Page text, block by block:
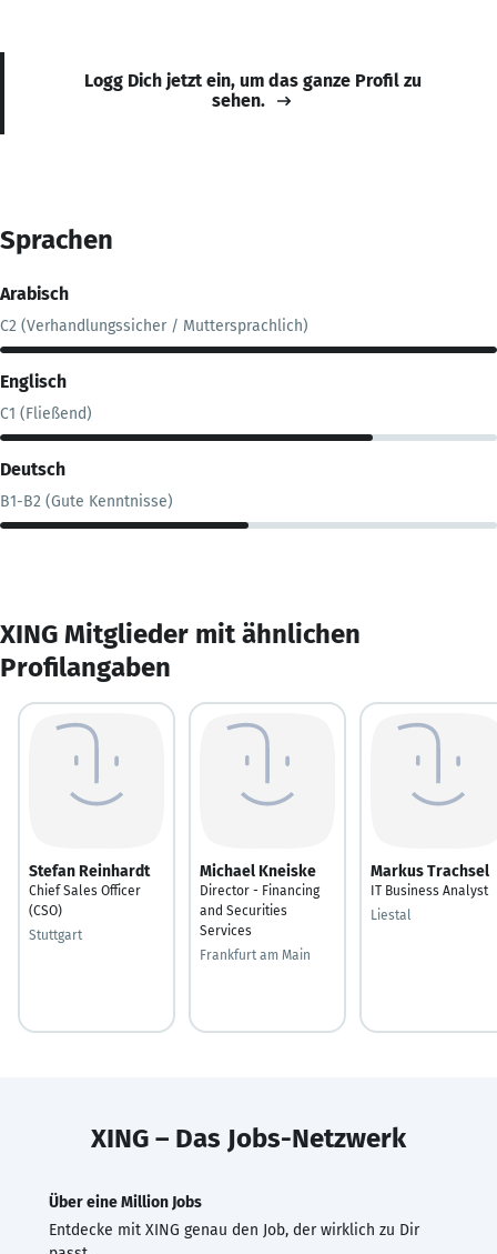
Logg Dich jetzt ein, um das ganze Profil zu
sehen.
Sprachen
Arabisch
C2 (Verhandlungssicher / Muttersprachlich)
Englisch
C1 (Fließend)
Deutsch
B1-B2 (Gute Kenntnisse)
XING Mitglieder mit ähnlichen
Profilangaben
Stefan Reinhardt
Chief Sales Officer
(CSO)
Stuttgart
Michael Kneiske
Director - Financing
and Securities
Services
Frankfurt am Main
Markus Trachsel
IT Business Analyst
Liestal
XING – Das Jobs-Netzwerk
Über eine Million Jobs
Entdecke mit XING genau den Job, der wirklich zu Dir